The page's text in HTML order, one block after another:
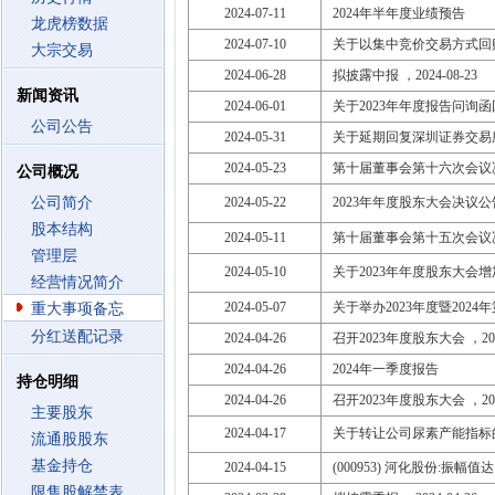
龙虎榜数据
大宗交易
新闻资讯
公司公告
公司概况
公司简介
股本结构
管理层
经营情况简介
重大事项备忘
分红送配记录
持仓明细
主要股东
流通股股东
基金持仓
2024-07-11
2024年半年度业绩预告
2024-07-10
关于以集中竞价交易方式
2024-06-28
拟披露中报 ，2024-08-23
2024-06-01
关于2023年年度报告问询
2024-05-31
关于延期回复深圳证券交
2024-05-23
第十届董事会第十六次会议
2024-05-22 2023年年度股东大会决议公
2024-05-11 第十届董事会第十五次会议
2024-05-10 关于2023年年度股东大会
2024-05-07
关于举办2023年度暨2024
2024-04-26
召开2023年度股东大会 ，
2024-04-26
2024年一季度报告
2024-04-26
召开2023年度股东大会 ，
2024-04-17 关于转让公司尿素产能指
2024-04-15
(000953) 河化股份:振幅值